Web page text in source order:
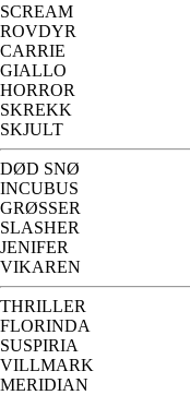
SCREAM
ROVDYR
CARRIE
GIALLO
HORROR
SKREKK
SKJULT
DØD SNØ
INCUBUS
GRØSSER
SLASHER
JENIFER
VIKAREN
THRILLER
FLORINDA
SUSPIRIA
VILLMARK
MERIDIAN